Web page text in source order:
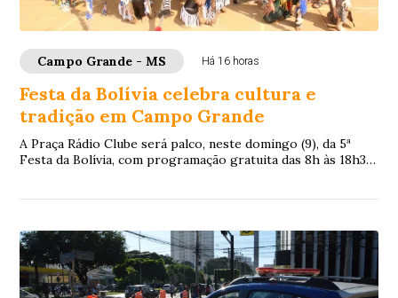
Campo Grande - MS Há 16 horas
Festa da Bolívia celebra cultura e
tradição em Campo Grande
A Praça Rádio Clube será palco, neste domingo (9), da 5ª
Festa da Bolívia, com programação gratuita das 8h às 18h30.